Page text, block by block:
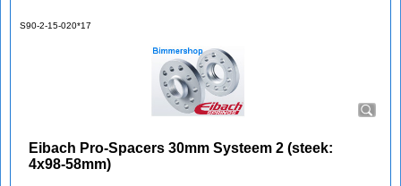
S90-2-15-020*17
Eibach Pro-Spacers 30mm Systeem 2 (steek:
4x98-58mm)